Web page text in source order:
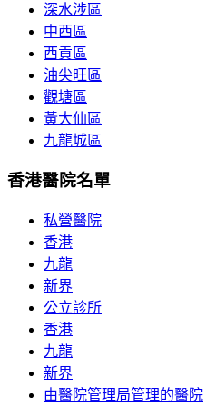
深水涉區
中西區
西貢區
油尖旺區
觀塘區
黃大仙區
九龍城區
香港醫院名單
私營醫院
香港
九龍
新界
公立診所
香港
九龍
新界
由醫院管理局管理的醫院